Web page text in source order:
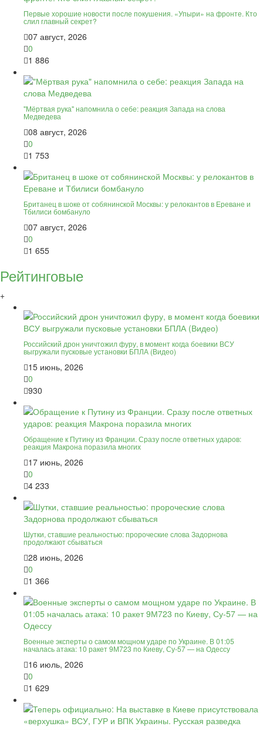
Первые хорошие новости после покушения. «Упыри» на фронте. Кто
слил главный секрет?
07 август, 2026
0
1 886
"Мёртвая рука" напомнила о себе: реакция Запада на слова
Медведева
08 август, 2026
0
1 753
Британец в шоке от собянинской Москвы: у релокантов в Ереване и
Тбилиси бомбануло
07 август, 2026
0
1 655
Рейтинговые
+
Российский дрон уничтожил фуру, в момент когда боевики ВСУ
выгружали пусковые установки БПЛА (Видео)
15 июнь, 2026
0
930
Обращение к Путину из Франции. Сразу после ответных ударов:
реакция Макрона поразила многих
17 июнь, 2026
0
4 233
Шутки, ставшие реальностью: пророческие слова Задорнова
продолжают сбываться
28 июнь, 2026
0
1 366
Военные эксперты о самом мощном ударе по Украине. В 01:05
началась атака: 10 ракет 9М723 по Киеву, Су-57 — на Одессу
16 июль, 2026
0
1 629